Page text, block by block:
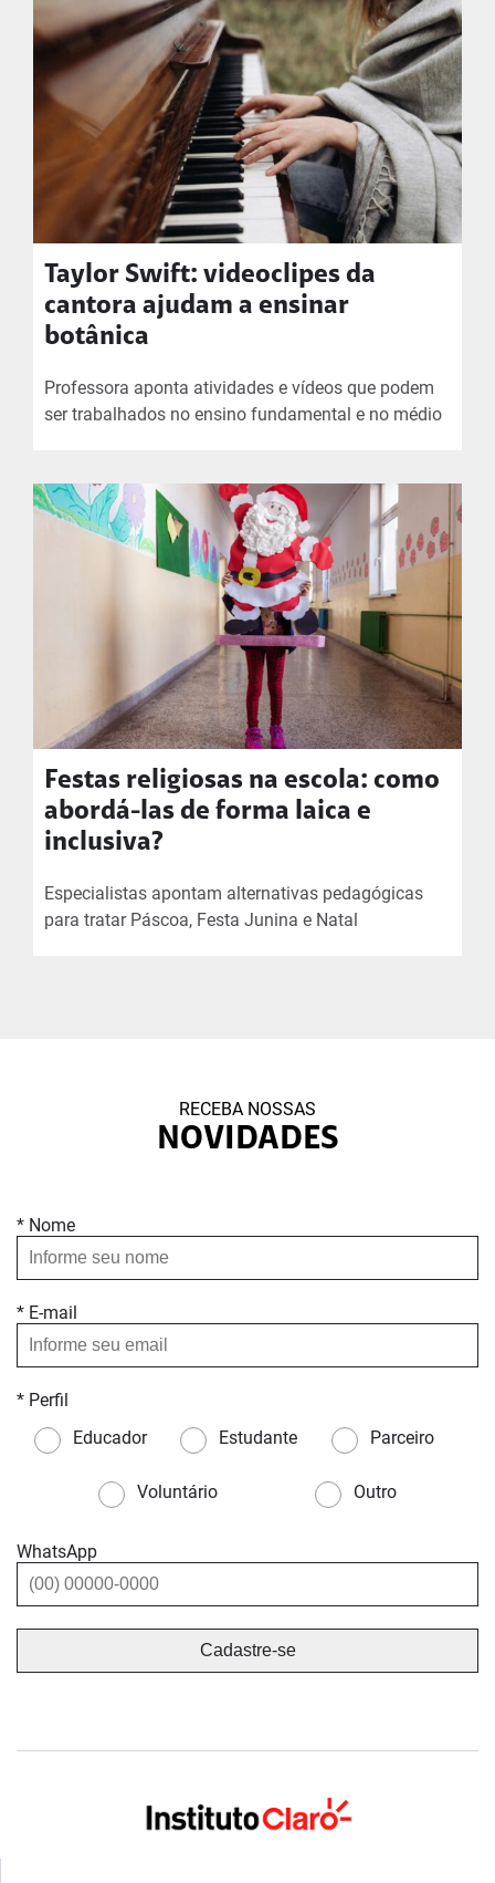
Taylor Swift: videoclipes da
cantora ajudam a ensinar
botânica
Professora aponta atividades e vídeos que podem
ser trabalhados no ensino fundamental e no médio
Festas religiosas na escola: como
abordá-las de forma laica e
inclusiva?
Especialistas apontam alternativas pedagógicas
para tratar Páscoa, Festa Junina e Natal
RECEBA NOSSAS
NOVIDADES
* Nome
* E-mail
* Perfil
Educador
Estudante Parceiro
Voluntário Outro
WhatsApp